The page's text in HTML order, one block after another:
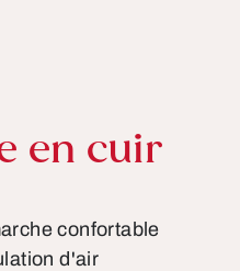
sur le
en cuir
confortable
d'air